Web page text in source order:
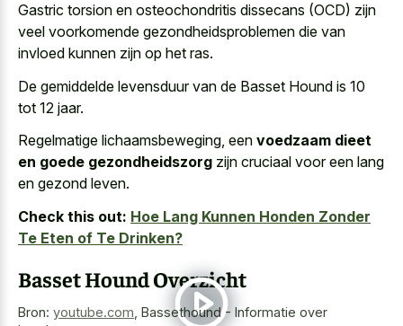
Gastric torsion en osteochondritis dissecans (OCD) zijn
veel voorkomende gezondheidsproblemen die van
invloed kunnen zijn op het ras.
De gemiddelde levensduur van de Basset Hound is 10
tot 12 jaar.
Regelmatige lichaamsbeweging, een voedzaam dieet
en goede gezondheidszorg zijn cruciaal voor een lang
en gezond leven.
Check this out: Hoe Lang Kunnen Honden Zonder
Te Eten of Te Drinken?
Basset Hound Overzicht
Bron: youtube.com Bassethound - Informatie over